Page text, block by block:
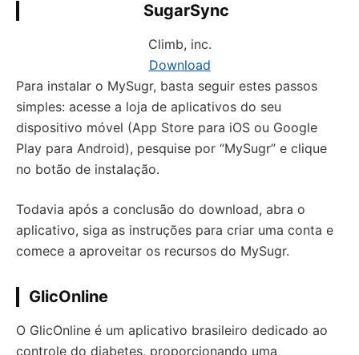
SugarSync
Climb, inc.
Download
Para instalar o MySugr, basta seguir estes passos
simples: acesse a loja de aplicativos do seu
dispositivo móvel (App Store para iOS ou Google
Play para Android), pesquise por “MySugr” e clique
no botão de instalação.
Todavia após a conclusão do download, abra o
aplicativo, siga as instruções para criar uma conta e
comece a aproveitar os recursos do MySugr.
GlicOnline
O GlicOnline é um aplicativo brasileiro dedicado ao
controle do diabetes, proporcionando uma